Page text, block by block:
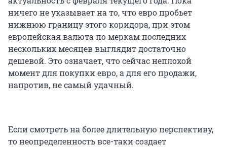
ничего не указывает на то, что евро пробьет
нижнюю границу этого коридора, при этом
европейская валюта по меркам последних
нескольких месяцев выглядит достаточно
дешевой. Это означает, что сейчас неплохой
момент для покупки евро, а для его продажи,
напротив, не самый удачный.
Если смотреть на более длительную перспективу,
то неопределенность все-таки создает